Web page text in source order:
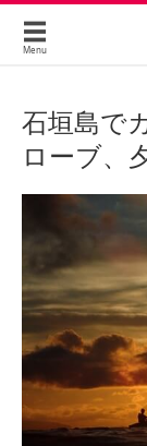
Menu
石垣島で
ローブ、